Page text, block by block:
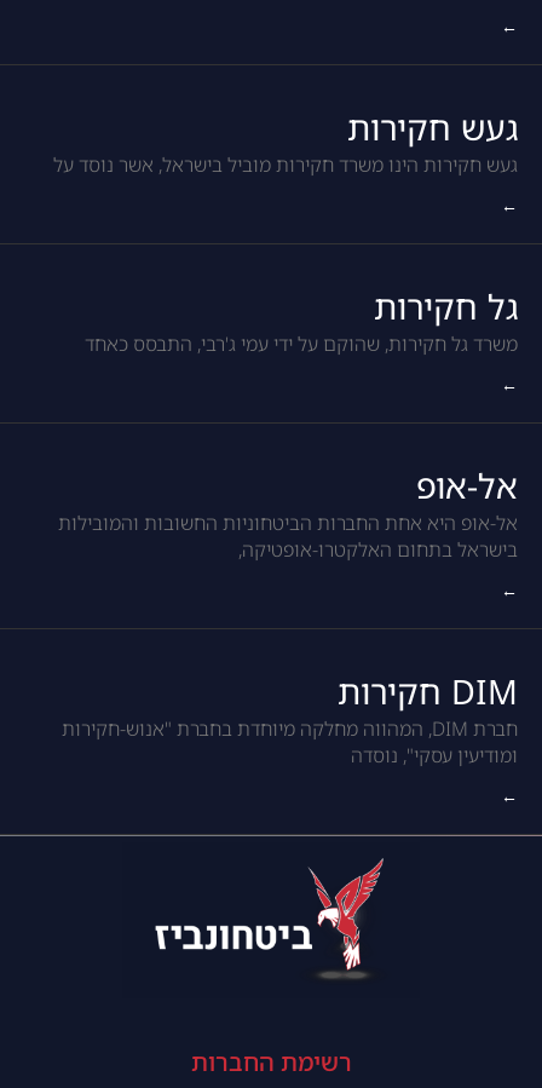
←
געש חקירות
געש חקירות הינו משרד חקירות מוביל בישראל, אשר נוסד על
←
גל חקירות
משרד גל חקירות, שהוקם על ידי עמי ג'רבי, התבסס כאחד
←
אל-אופ
אל-אופ היא אחת החברות הביטחוניות החשובות והמובילות
בישראל בתחום האלקטרו-אופטיקה,
←
DIM חקירות
חברת DIM, המהווה מחלקה מיוחדת בחברת "אנוש-חקירות
ומודיעין עסקי", נוסדה
←
רשימת החברות